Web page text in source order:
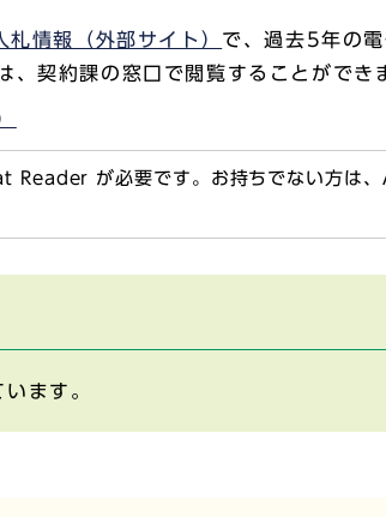
情報（外部サイト） で、過去5年の
契約課の窓口で閲覧することができ
が必要です。お持ちでない方は
ます。